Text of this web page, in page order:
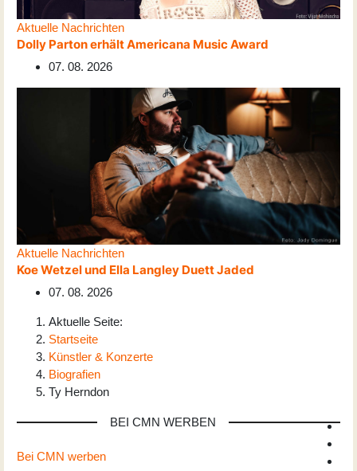
Aktuelle Nachrichten
Dolly Parton erhält Americana Music Award
07. 08. 2026
Aktuelle Nachrichten
Koe Wetzel und Ella Langley Duett Jaded
07. 08. 2026
Aktuelle Seite:
Startseite
Künstler & Konzerte
Biografien
Ty Herndon
BEI CMN WERBEN
Bei CMN werben